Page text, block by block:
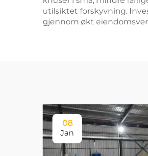
utilsiktet forskyvning.
gjennom økt
08
Jan